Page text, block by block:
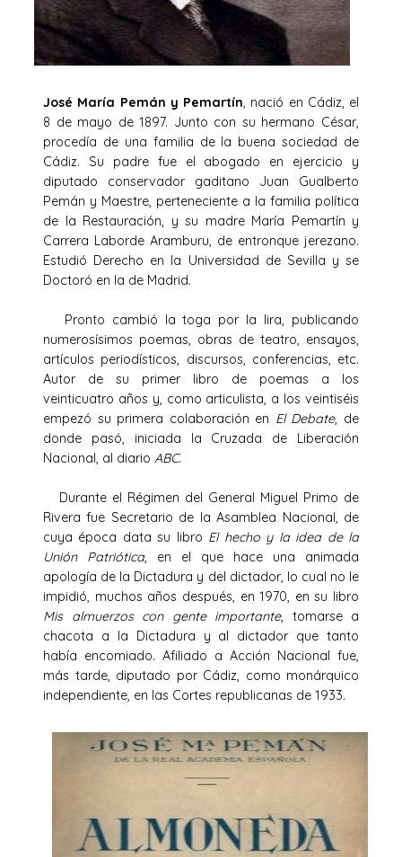
José María Pemán y Pemartín, nació en Cádiz, el
8 de mayo de 1897. Junto con su hermano César,
procedía de una familia de la buena sociedad de
Cádiz. Su padre fue el abogado en ejercicio y
diputado conservador gaditano Juan Gualberto
Pemán y Maestre, perteneciente a la familia política
de la Restauración, y su madre María Pemartín y
Carrera Laborde Aramburu, de entronque jerezano.
Estudió Derecho en la Universidad de Sevilla y se
Doctoró en la de Madrid.
Pronto cambió la toga por la lira, publicando
numerosísimos poemas, obras de teatro, ensayos,
artículos periodísticos, discursos, conferencias, etc.
Autor de su primer libro de poemas a los
veinticuatro años y, como articulista, a los veintiséis
empezó su primera colaboración en El Debate, de
donde pasó, iniciada la Cruzada de Liberación
Nacional, al diario ABC.
Durante el Régimen del General Miguel Primo de
Rivera fue Secretario de la Asamblea Nacional, de
cuya época data su libro El hecho y la idea de la
Unión Patriótica, en el que hace una animada
apología de la Dictadura y del dictador, lo cual no le
impidió, muchos años después, en 1970, en su libro
Mis almuerzos con gente importante, tomarse a
chacota a la Dictadura y al dictador que tanto
había encomiado. Afiliado a Acción Nacional fue,
más tarde, diputado por Cádiz, como monárquico
independiente, en las Cortes republicanas de 1933.